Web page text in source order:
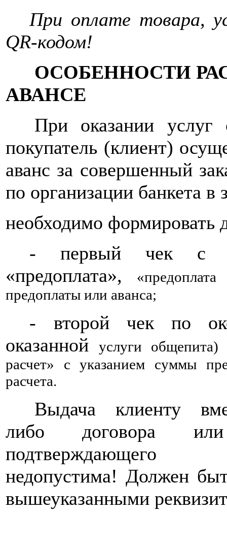
При оплате товара,
QR-кодом!
ОСОБЕННОСТИ
АВАНСЕ
При оказании услуг
покупатель (клиент)
аванс за совершенный
по организации банкета в
необходимо формировать
-первый чек с
«предоплата»,
предоплаты или аванса;
- второй чек по
оказаннойуслуги общепита)
расчет» с указанием суммы
расчета.
Выдача клиенту
либо договора или
недопустима! Должен
вышеуказанными